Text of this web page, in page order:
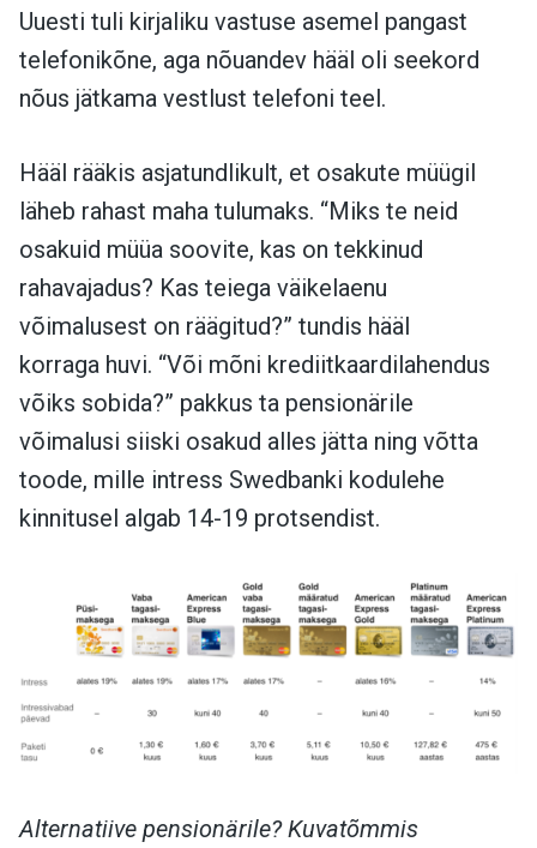
Uuesti tuli kirjaliku vastuse asemel pangast
telefonikõne, aga nõuandev hääl oli seekord
nõus jätkama vestlust telefoni teel.
Hääl rääkis asjatundlikult, et osakute müügil
läheb rahast maha tulumaks. “Miks te neid
osakuid müüa soovite, kas on tekkinud
rahavajadus? Kas teiega väikelaenu
võimalusest on räägitud?” tundis hääl
korraga huvi. “Või mõni krediitkaardilahendus
võiks sobida?” pakkus ta pensionärile
võimalusi siiski osakud alles jätta ning võtta
toode, mille intress Swedbanki kodulehe
kinnitusel algab 14-19 protsendist.
Alternatiive pensionärile? Kuvatõmmis